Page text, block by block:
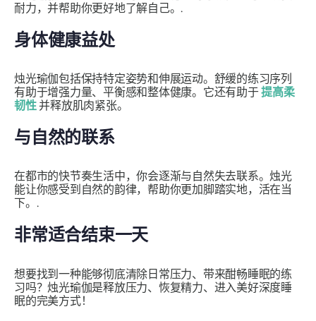
耐力，并帮助你更好地了解自己。.
身体健康益处
烛光瑜伽包括保持特定姿势和伸展运动。舒缓的练习序列
有助于增强力量、平衡感和整体健康。它还有助于提高柔
韧性并释放肌肉紧张。
与自然的联系
在都市的快节奏生活中，你会逐渐与自然失去联系。烛光
能让你感受到自然的韵律，帮助你更加脚踏实地，活在当
下。.
非常适合结束一天
想要找到一种能够彻底清除日常压力、带来酣畅睡眠的练
习吗？烛光瑜伽是释放压力、恢复精力、进入美好深度睡
眠的完美方式！